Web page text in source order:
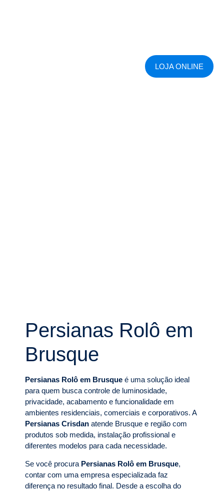
LOJA ONLINE
Persianas Rolô em
Brusque
Persianas Rolô em Brusque é uma solução ideal
para quem busca controle de luminosidade,
privacidade, acabamento e funcionalidade em
ambientes residenciais, comerciais e corporativos. A
Persianas Crisdan atende Brusque e região com
produtos sob medida, instalação profissional e
diferentes modelos para cada necessidade.
Se você procura Persianas Rolô em Brusque,
contar com uma empresa especializada faz
diferença no resultado final. Desde a escolha do